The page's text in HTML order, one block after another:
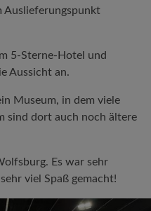
Auslieferungspunkt
5-Sterne-Hotel und
Aussicht an.
Museum, in dem viele
sind dort auch noch ältere
Es war sehr
viel Spaß gemacht!